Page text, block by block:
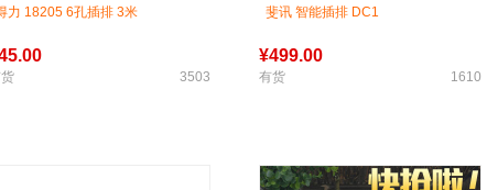
力 18205 6孔插排 3米
3503
斐讯 智能插排 DC1
¥499.00
有货 1610